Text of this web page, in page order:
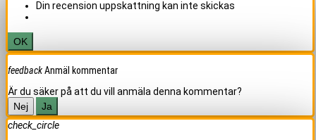
Din recension uppskattning kan inte skickas
OK
feedbackAnmäl kommentar
Är du säker på att du vill anmäla denna kommentar?
Nej
Ja
check_circle